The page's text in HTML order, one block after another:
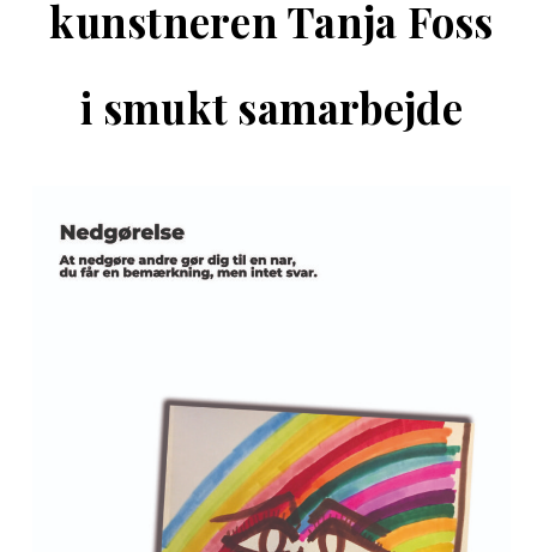
kunstneren Tanja Foss
i smukt samarbejde